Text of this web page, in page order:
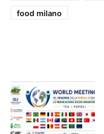
food milano